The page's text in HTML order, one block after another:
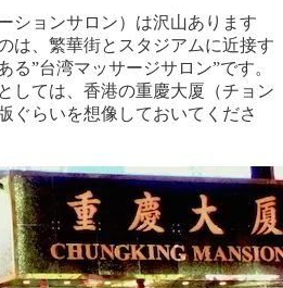
ションサロン）は沢山あります
は、繁華街とスタジアムに近接す
る”台湾マッサージサロン”です。
しては、香港の重慶大厦（チョン
ぐらいを想像しておいてくださ